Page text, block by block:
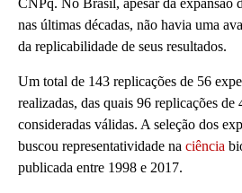
CNPq. No Brasil, apesar da expansão
nas últimas décadas, não havia uma
da replicabilidade de seus resultados.
Um total de 143 replicações de 56
realizadas, das quais 96 replicações
consideradas válidas. A seleção dos
buscou representatividade na ciência
publicada entre 1998 e 2017.